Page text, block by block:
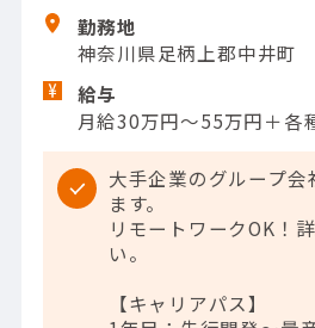
勤務地
神奈川県足柄上郡中井町
給与
月給30万円～55万円＋各
大手企業のグループ会
ます。
リモートワークOK！
い。
【キャリアパス】